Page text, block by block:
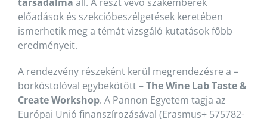
társadalma áll. A részt vevő szakemberek
előadások és szekcióbeszélgetések keretében
ismerhetik meg a témát vizsgáló kutatások főbb
eredményeit.
A rendezvény részeként kerül megrendezésre a –
borkóstolóval egybekötött –The Wine Lab Taste &
Create Workshop. A Pannon Egyetem tagja az
Európai Unió finanszírozásával (Erasmus+ 575782-